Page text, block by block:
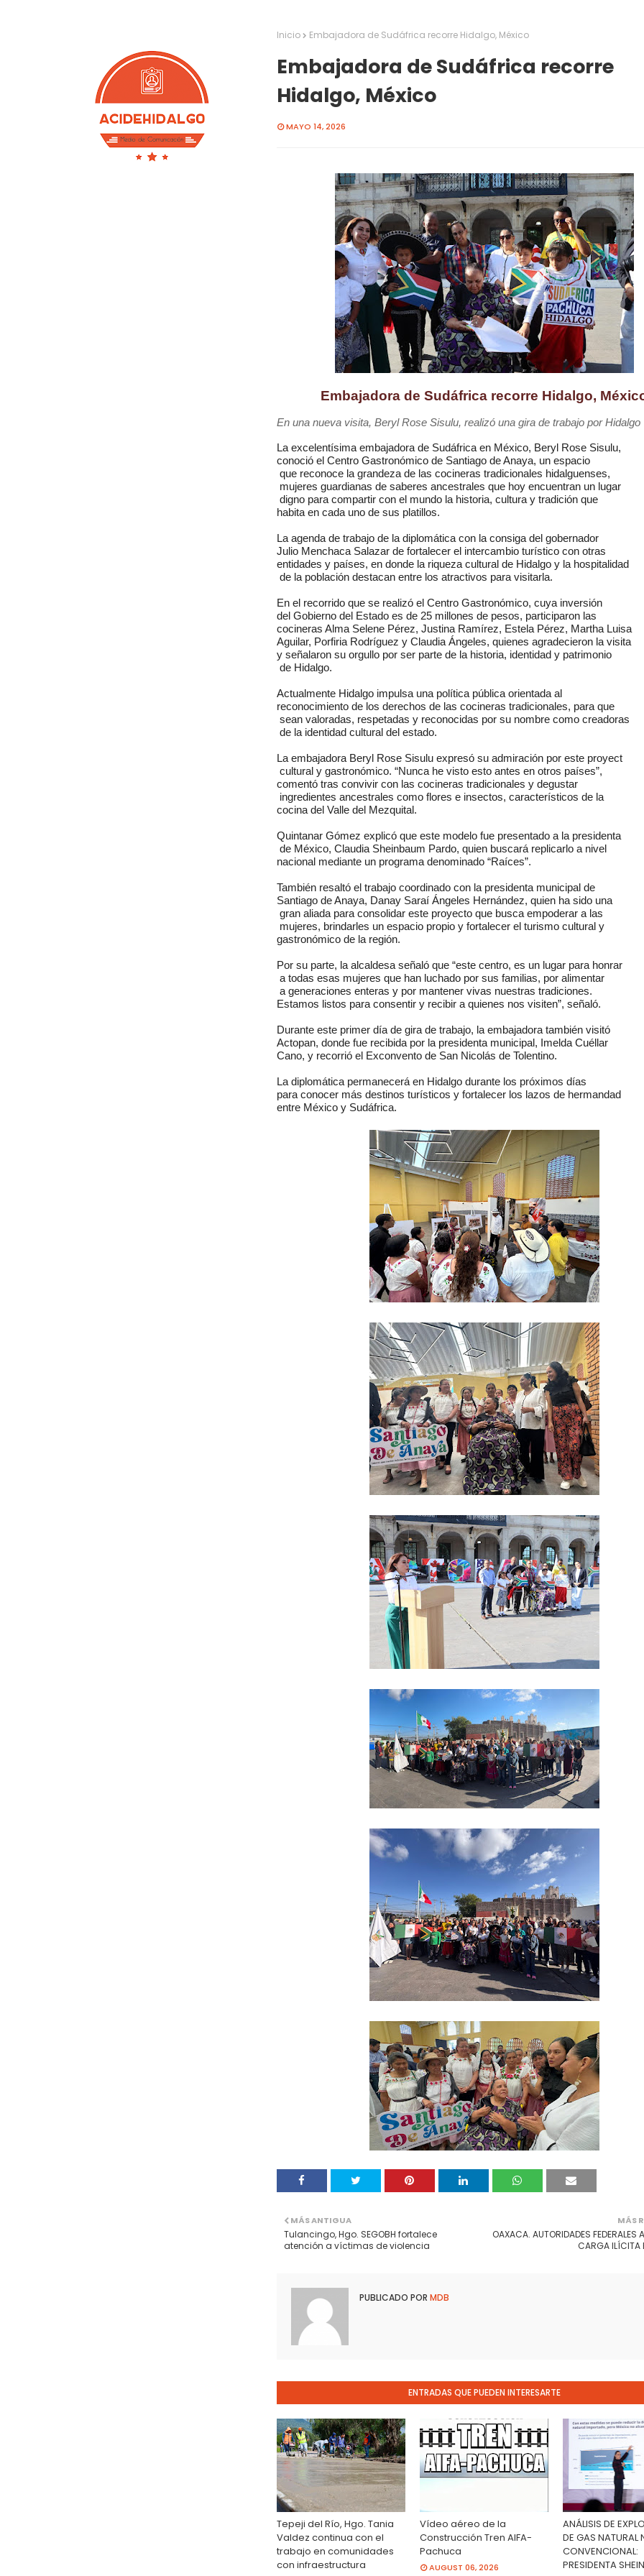
Inicio Embajadora de Sudáfrica recorre Hidalgo, México
Embajadora de Sudáfrica recorre
Hidalgo, México
MAYO 14, 2026
Embajadora de Sudáfrica recorre Hidalgo,
En una nueva visita, Beryl Rose Sisulu, realizó una gira de trabajo por Hidalgo
La excelentísima embajadora de Sudáfrica en México, Beryl Rose Sisulu,
conoció el Centro Gastronómico de Santiago de Anaya, un espacio
que reconoce la grandeza de las cocineras tradicionales hidalguenses,
mujeres guardianas de saberes ancestrales que hoy encuentran un lugar
digno para compartir con el mundo la historia, cultura y tradición que
habita en cada uno de sus platillos.
La agenda de trabajo de la diplomática con la consiga del gobernador
Julio Menchaca Salazar de fortalecer el intercambio turístico con otras
entidades y países, en donde la riqueza cultural de Hidalgo y la hospitalidad
de la población destacan entre los atractivos para visitarla.
En el recorrido que se realizó el Centro Gastronómico, cuya inversión
del Gobierno del Estado es de 25 millones de pesos, participaron las
cocineras Alma Selene Pérez, Justina Ramírez, Estela Pérez, Martha Luisa
Aguilar, Porfiria Rodríguez y Claudia Ángeles, quienes agradecieron la visita
y señalaron su orgullo por ser parte de la historia, identidad y patrimonio
de Hidalgo.
Actualmente Hidalgo impulsa una política pública orientada al
reconocimiento de los derechos de las cocineras tradicionales, para que
sean valoradas, respetadas y reconocidas por su nombre como creadoras
de la identidad cultural del estado.
La embajadora Beryl Rose Sisulu expresó su admiración por este proyect
cultural y gastronómico. “Nunca he visto esto antes en otros países”,
comentó tras convivir con las cocineras tradicionales y degustar
ingredientes ancestrales como flores e insectos, característicos de la
cocina del Valle del Mezquital.
Quintanar Gómez explicó que este modelo fue presentado a la presidenta
de México, Claudia Sheinbaum Pardo, quien buscará replicarlo a nivel
nacional mediante un programa denominado “Raíces”.
También resaltó el trabajo coordinado con la presidenta municipal de
Santiago de Anaya, Danay Saraí Ángeles Hernández, quien ha sido una
gran aliada para consolidar este proyecto que busca empoderar a las
mujeres, brindarles un espacio propio y fortalecer el turismo cultural y
gastronómico de la región.
Por su parte, la alcaldesa señaló que “este centro, es un lugar para honrar
a todas esas mujeres que han luchado por sus familias, por alimentar
a generaciones enteras y por mantener vivas nuestras tradiciones.
Estamos listos para consentir y recibir a quienes nos visiten”, señaló.
Durante este primer día de gira de trabajo, la embajadora también visitó
Actopan, donde fue recibida por la presidenta municipal, Imelda Cuéllar
Cano, y recorrió el Exconvento de San Nicolás de Tolentino.
La diplomática permanecerá en Hidalgo durante los próximos días
para conocer más destinos turísticos y fortalecer los lazos de hermandad
entre México y Sudáfrica.
MÁS
OAXACA. AUTORIDADES FEDERALES
CARGA ILÍCITA
MÁS ANTIGUA
Tulancingo, Hgo. SEGOBH fortalece
atención a víctimas de violencia
PUBLICADO POR MDB
ENTRADAS QUE PUEDEN INTERESARTE
Tepeji del Río, Hgo. Tania
Valdez continua con el
trabajo en comunidades
con infraestructura
Vídeo aéreo de la
Construcción Tren AIFA-
Pachuca
AUGUST 06, 2026
ANÁLISIS DE
DE GAS NATURAL
CONVENCIONAL:
PRESIDENTA